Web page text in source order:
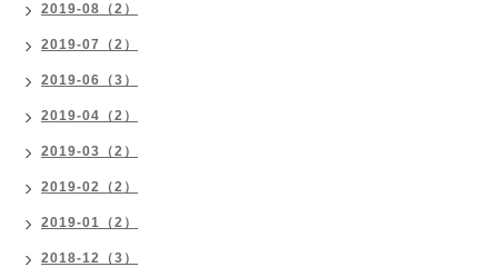
2019-08（2）
2019-07（2）
2019-06（3）
2019-04（2）
2019-03（2）
2019-02（2）
2019-01（2）
2018-12（3）